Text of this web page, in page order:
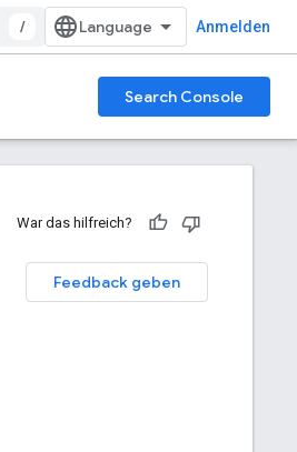
/ Anmelden
Search Console
War das hilfreich?
Feedback geben